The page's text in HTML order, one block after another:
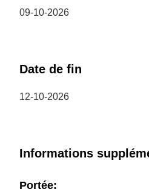
09-10-2026
Date de fin
12-10-2026
Informations
Portée: